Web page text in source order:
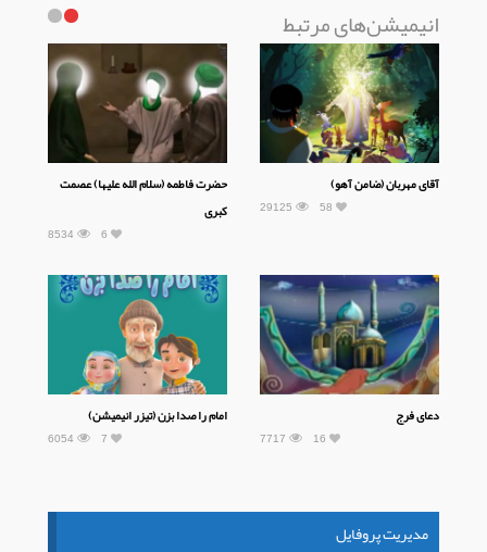
انیمیشن‌های مرتبط
آقای مهربان (ضامن آهو)
29125 58
حضرت فاطمه (سلام الله علیها) عصمت
کبری
8534 6
دعای فرج
7717 16
امام را صدا بزن (تیزر انیمیشن)
6054 7
مدیریت پروفایل